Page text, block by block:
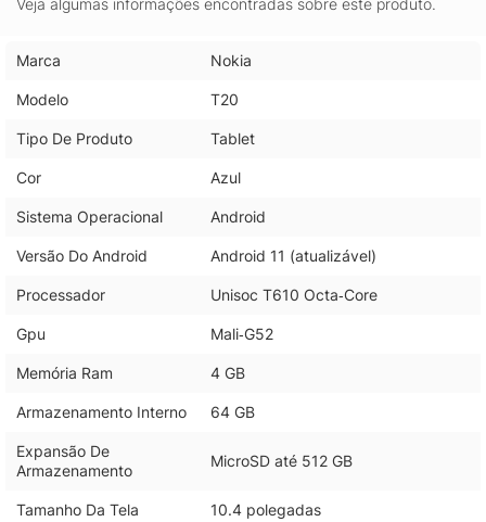
Marca Nokia
Modelo T20
Tipo De Produto Tablet
Cor Azul
Sistema Operacional Android
Versão Do Android Android 11 (atualizável)
Processador Unisoc T610 Octa‑Core
Gpu Mali‑G52
Memória Ram 4 GB
Armazenamento Interno 64 GB
Expansão De
Armazenamento
MicroSD até 512 GB
Tamanho Da Tela 10.4 polegadas